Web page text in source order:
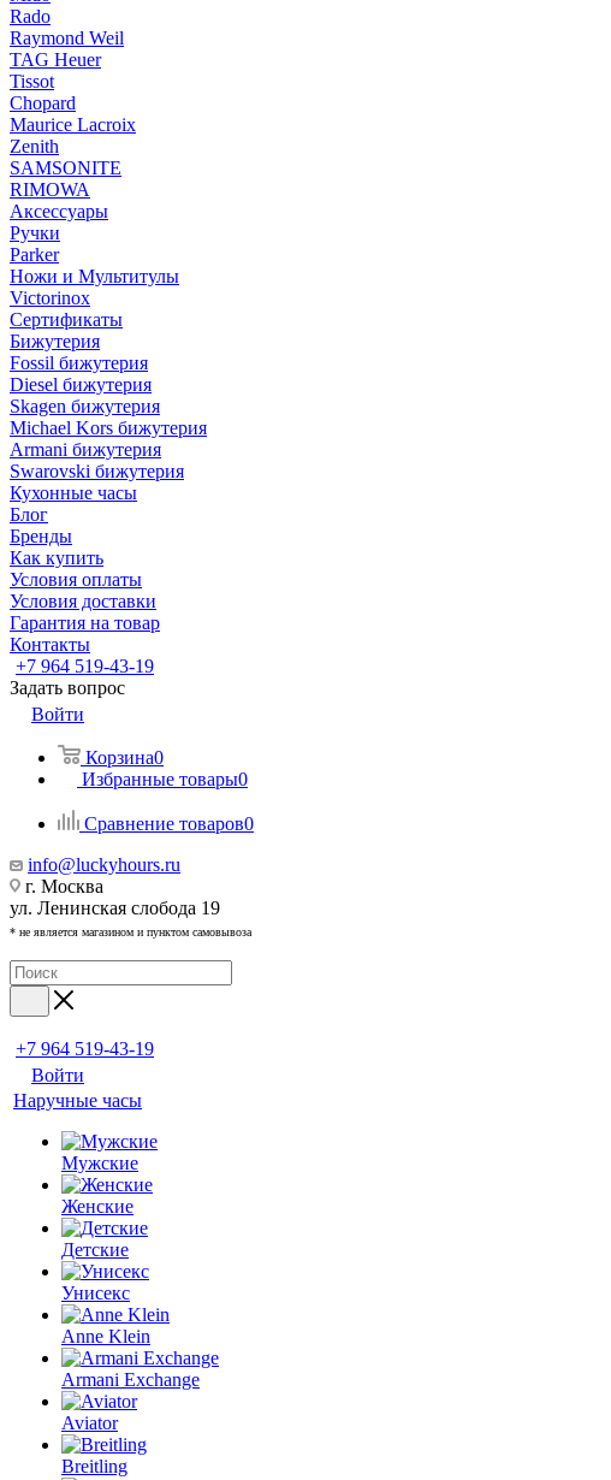
Rado
Raymond Weil
TAG Heuer
Tissot
Chopard
Maurice Lacroix
Zenith
SAMSONITE
RIMOWA
Аксессуары
Ручки
Parker
Ножи и Мультитулы
Victorinox
Сертификаты
Бижутерия
Fossil бижутерия
Diesel бижутерия
Skagen бижутерия
Michael Kors бижутерия
Armani бижутерия
Swarovski бижутерия
Кухонные часы
Блог
Бренды
Как купить
Условия оплаты
Условия доставки
Гарантия на товар
Контакты
+7 964 519-43-19
Задать вопрос
Войти
Корзина0
Избранные товары0
Сравнение товаров0
info@luckyhours.ru
г. Москва
ул. Ленинская слобода 19
* не является магазином и пунктом самовывоза
+7 964 519-43-19
Войти
Наручные часы
Мужские
Женские
Детские
Унисекс
Anne Klein
Armani Exchange
Aviator
Breitling